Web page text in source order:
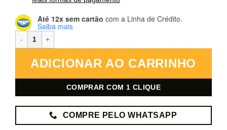
Até 12x sem cartão com a Linha de Crédito.
Saiba mais
ADICIONAR AO CARRINHO
COMPRAR COM 1 CLIQUE
COMPRE PELO WHATSAPP